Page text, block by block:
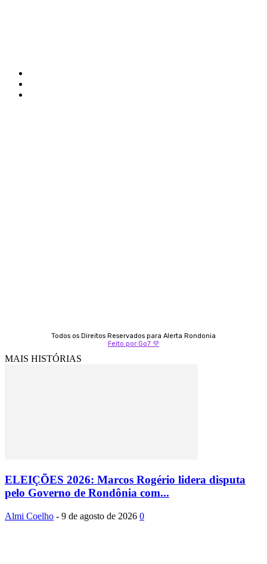
Todos os Direitos Reservados para Alerta Rondonia
Feito por Go7 💜
MAIS HISTÓRIAS
ELEIÇÕES 2026: Marcos Rogério lidera disputa
pelo Governo de Rondônia com...
Almi Coelho - 9 de agosto de 2026 0